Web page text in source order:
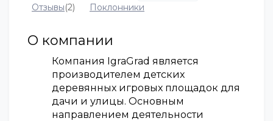
Отзывы(2) Поклонники
О компании
Компания IgraGrad является
производителем детских
деревянных игровых площадок для
дачи и улицы. Основным
направлением деятельности